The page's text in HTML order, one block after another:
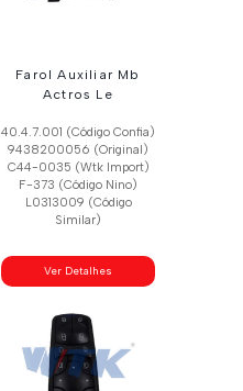
Farol Auxiliar Mb
Actros Le
40.4.7.001 (Código Confia)
9438200056 (Original)
C44-0035 (Wtk Import)
F-373 (Código Nino)
L0313009 (Código
Similar)
Ver Detalhes